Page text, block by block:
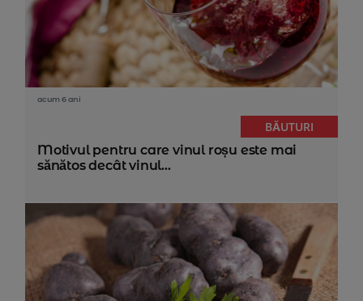
acum 6 ani
BĂUTURI
Motivul pentru care vinul roșu este mai
sănătos decât vinul...